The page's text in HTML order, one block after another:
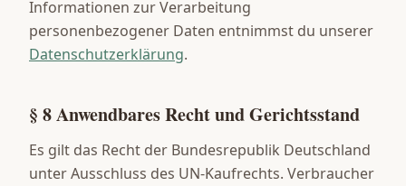
Informationen zur Verarbeitung
personenbezogener Daten entnimmst du unserer
Datenschutzerklärung.
§ 8 Anwendbares Recht und Gerichtsstand
Es gilt das Recht der Bundesrepublik Deutschland
unter Ausschluss des UN-Kaufrechts. Verbraucher